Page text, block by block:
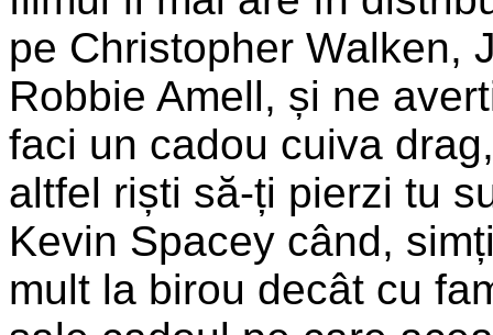
pe Christopher Walken,
Robbie Amell, și ne
faci un cadou cuiva
altfel riști să-ți pierzi tu
Kevin Spacey când,
mult la birou decât cu